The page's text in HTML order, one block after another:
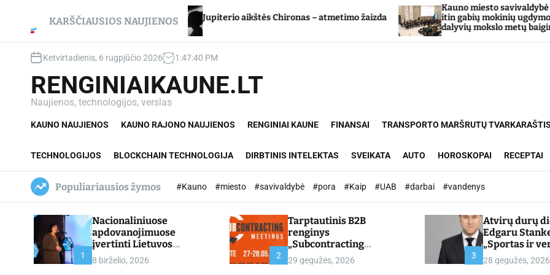
KARŠČIAUSIOS NAUJIENOSJupiterio aikštės Chironas – atmetimo žaizda
Kauno miesto savivaldybė Tarpdisciplininio
itin gabių mokinių ugdymo programos
dalyvių mokslo metų baigimo šventė
Ketvirtadienis, 6 rugpjūčio 2026 1 :47:41 PM
RENGINIAIKAUNE.LT
Naujienos, technologijos, verslas
KAUNO NAUJIENOS KAUNO RAJONO NAUJIENOS RENGINIAI KAUNE FINANSAI TRANSPORTO MARŠRUTŲ
TECHNOLOGIJOS BLOCKCHAIN TECHNOLOGIJA DIRBTINIS INTELEKTAS SVEIKATA AUTO HOROSKOPAI RECEPTAI
Populiariausios žymos #Kauno #miesto #savivaldybė #pora #Kaip #UAB #darbai #vandenys
1
Nacionaliniuose
apdovanojimuose
įvertinti Lietuvos
profesinio mokymo
lyderiai
8 birželio, 2026 2
Tarptautinis B2B
renginys
„Subcontracting
Meetings 2026“ –
chamber.lt
29 gegužės, 2026 3
Atvirų durų
Edgaru
„Sportas ir
partnerystės,
kuria vertę“ –
28 gegužės, 2026